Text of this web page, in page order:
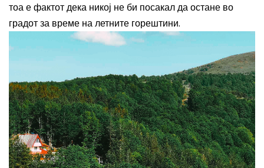
тоа е фактот дека никој не би посакал да остане во
градот за време на летните горештини.